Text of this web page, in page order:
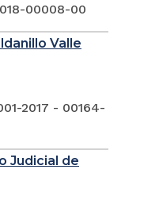
00008-00
Valle
2017 - 00164-
Judicial de